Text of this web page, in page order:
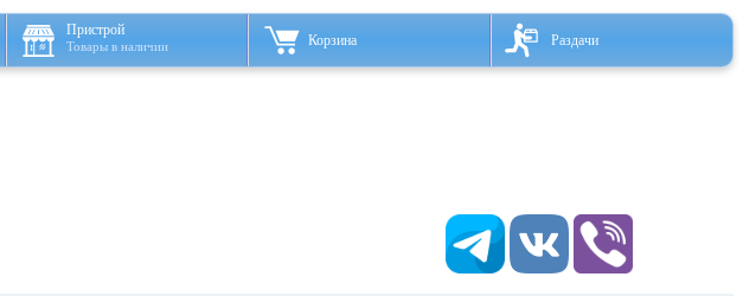
Пристрой
Товары в наличии Корзина Раздачи